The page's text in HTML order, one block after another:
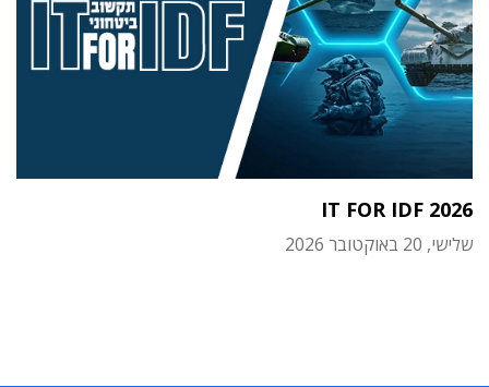
IT FOR IDF 2026
שלישי, 20 באוקטובר 2026